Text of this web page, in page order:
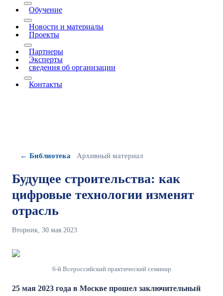
More about: Главная
Обучение
More about: Обучение
Новости и материалы
Проекты
More about: Проекты
Партнеры
Эксперты
сведения об организации
More about: сведения об организации
Контакты
← Библиотека Архивный материал
Будущее строительства: как
цифровые технологии изменят
отрасль
Вторник, 30 мая 2023
6-й Всероссийский практический семинар
25 мая 2023 года в Москве прошел заключительный